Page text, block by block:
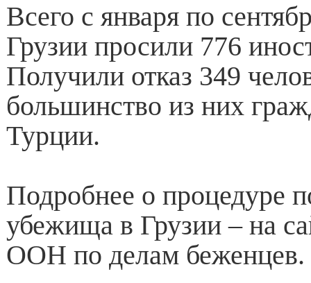
Всего с января по
Грузии просили 776
Получили отказ 349
большинство из них
Турции.
Подробнее о процедуре
убежища в Грузии – на
ООН по делам беженцев.